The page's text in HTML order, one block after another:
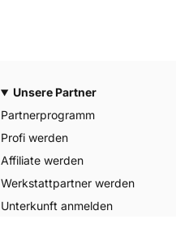
Unsere Partner
Partnerprogramm
Profi werden
Affiliate werden
Werkstattpartner werden
Unterkunft anmelden